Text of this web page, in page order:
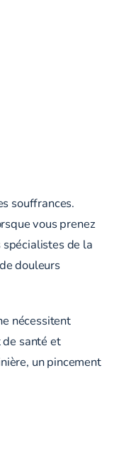
souffrances.
vous prenez
spécialistes de la
douleurs
nécessitent
santé et
un pincement